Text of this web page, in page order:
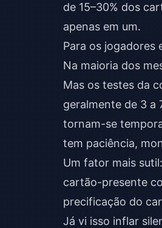
de 15–30% dos
apenas em um.
Para os jogadores
Na maioria dos
Mas os testes da
geralmente de 3 a
tornam-se
tem paciência,
Um fator mais
cartão-presente
precificação do
Já vi isso inflar